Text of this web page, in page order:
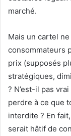
marché.
Mais un cartel
consommateurs
prix (supposés
stratégiques,
? N’est-il pas
perdre à ce que
interdite ? En
serait hâtif de